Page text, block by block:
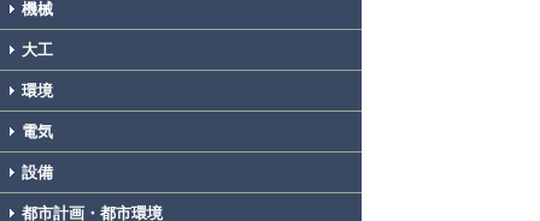
機械
大工
環境
電気
設備
都市計画・都市環境